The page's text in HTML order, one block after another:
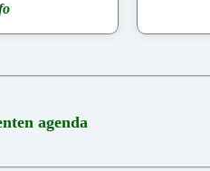
agenda